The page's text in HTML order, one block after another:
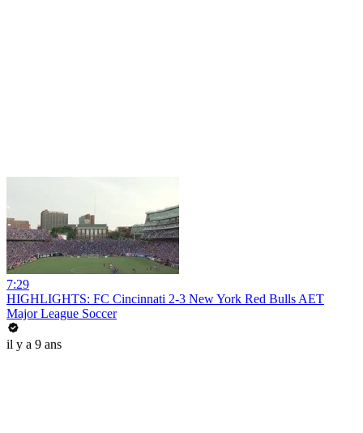
7:29
HIGHLIGHTS: FC Cincinnati 2-3 New York Red Bulls AET
Major League Soccer
il y a 9 ans